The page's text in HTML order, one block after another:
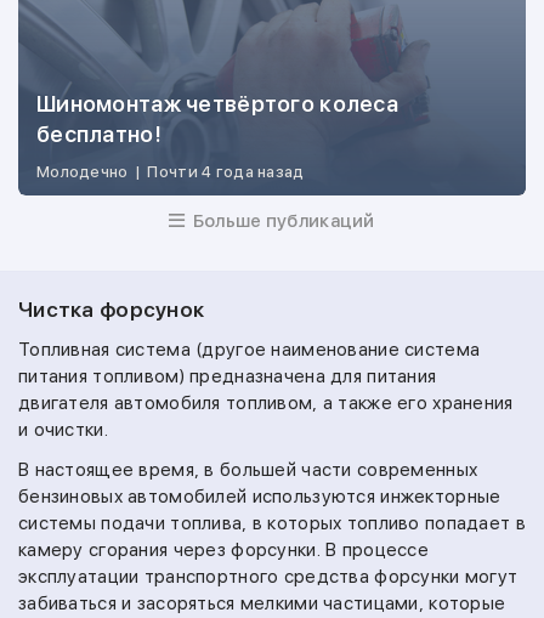
Шиномонтаж четвёртого колеса
бесплатно!
Молодечно | Почти 4 года назад
Больше публикаций
Чистка форсунок
Топливная система (другое наименование система
питания топливом) предназначена для питания
двигателя автомобиля топливом, а также его хранения
и очистки.
В настоящее время, в большей части современных
бензиновых автомобилей используются инжекторные
системы подачи топлива, в которых топливо попадает в
камеру сгорания через форсунки. В процессе
эксплуатации транспортного средства форсунки могут
забиваться и засоряться мелкими частицами, которые